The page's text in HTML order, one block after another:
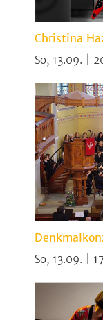
Christina
So, 13.09. |
So, 13.09. |